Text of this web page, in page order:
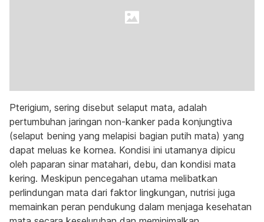
Pterigium, sering disebut selaput mata, adalah
pertumbuhan jaringan non-kanker pada konjungtiva
(selaput bening yang melapisi bagian putih mata) yang
dapat meluas ke kornea. Kondisi ini utamanya dipicu
oleh paparan sinar matahari, debu, dan kondisi mata
kering. Meskipun pencegahan utama melibatkan
perlindungan mata dari faktor lingkungan, nutrisi juga
memainkan peran pendukung dalam menjaga kesehatan